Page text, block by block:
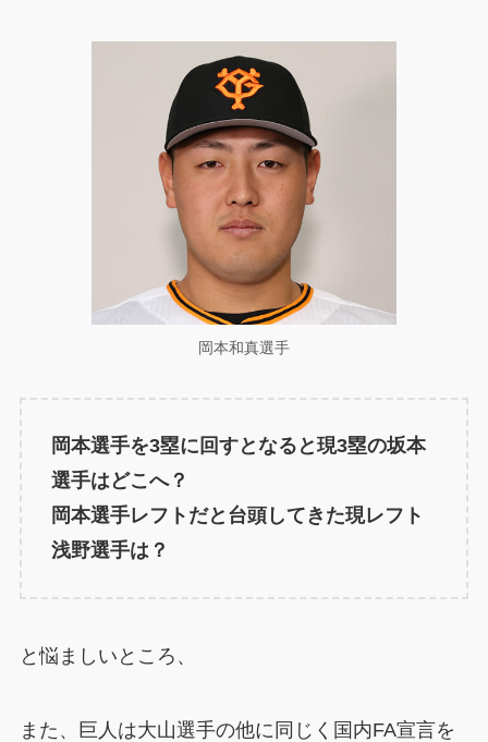
岡本和真選手
岡本選手を3塁に回すとなると現3塁の坂本
選手はどこへ？
岡本選手レフトだと台頭してきた現レフト
浅野選手は？
と悩ましいところ、
また、巨人は大山選手の他に同じく国内FA宣言を